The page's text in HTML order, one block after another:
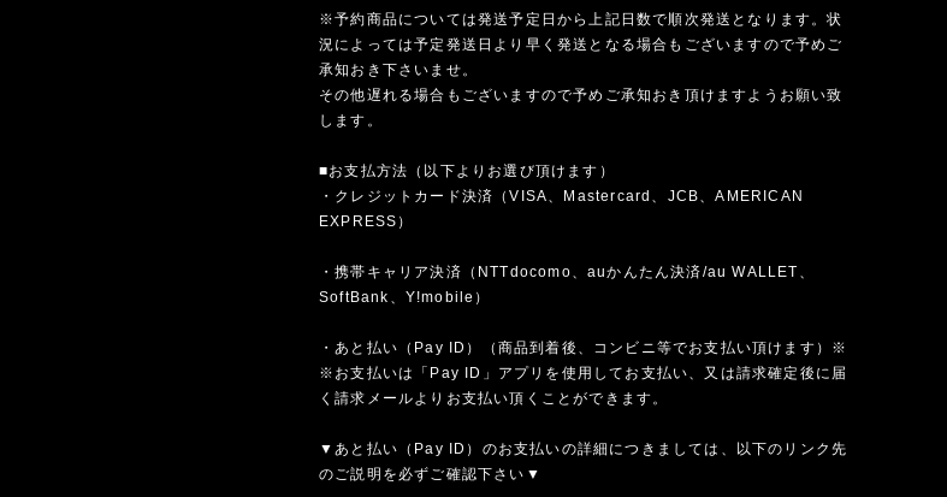
※予約商品については発送予定日から上記日数で順次発送となります。状
況によっては予定発送日より早く発送となる場合もございますので予めご
承知おき下さいませ。
その他遅れる場合もございますので予めご承知おき頂けますようお願い致
します。
■お支払方法（以下よりお選び頂けます）
・クレジットカード決済（VISA、Mastercard、JCB、AMERICAN
EXPRESS）
・携帯キャリア決済（NTTdocomo、auかんたん決済/au WALLET、
SoftBank、Y!mobile）
・あと払い（Pay ID）（商品到着後、コンビニ等でお支払い頂けます）※
※お支払いは「Pay ID」アプリを使用してお支払い、又は請求確定後に届
く請求メールよりお支払い頂くことができます。
▼あと払い（Pay ID）のお支払いの詳細につきましては、以下のリンク先
のご説明を必ずご確認下さい▼